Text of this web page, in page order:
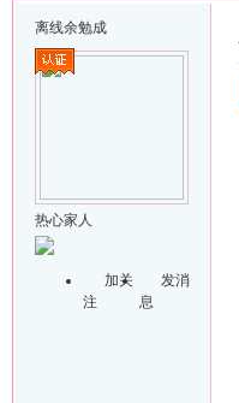
离线余勉成
热心家人
加关
注
发消
息